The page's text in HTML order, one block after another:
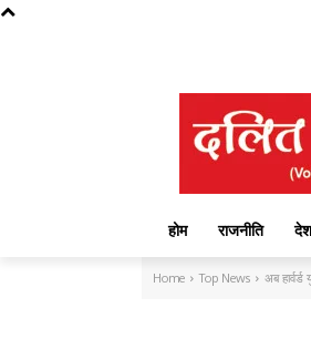
होम राजनीति
Home Top News अब